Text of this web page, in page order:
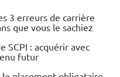
3 erreurs de carrière
que vous le sachiez
SCPI : acquérir avec
futur